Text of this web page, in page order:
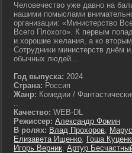
Человечество уже давно на
нашими помыслами
организации: «Министерство
Всего Плохого». К первым
и хорошие желания, а ко
Сотрудники министерств днём
обычных людей...
Год выпуска: 2024
Страна: Россия
Жанр: Комедии /
..
Качество: WEB-DL
Режиссер: Александр Фомин
В ролях: Влад Прохоров,
Елизавета Ищенко, Гоша
Игорь Верник, Артур